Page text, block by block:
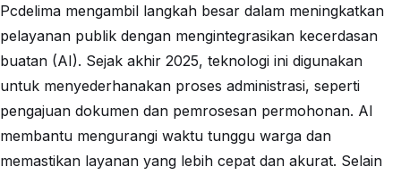
Pcdelima mengambil langkah besar dalam meningkatkan
pelayanan publik dengan mengintegrasikan kecerdasan
buatan (AI). Sejak akhir 2025, teknologi ini digunakan
untuk menyederhanakan proses administrasi, seperti
pengajuan dokumen dan pemrosesan permohonan. AI
membantu mengurangi waktu tunggu warga dan
memastikan layanan yang lebih cepat dan akurat. Selain